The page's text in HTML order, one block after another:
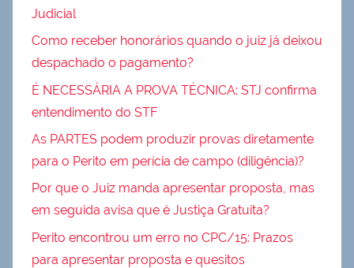
Judicial
Como receber honorários quando o juiz já deixou
despachado o pagamento?
É NECESSÁRIA A PROVA TÉCNICA: STJ confirma
entendimento do STF
As PARTES podem produzir provas diretamente
para o Perito em perícia de campo (diligência)?
Por que o Juiz manda apresentar proposta, mas
em seguida avisa que é Justiça Gratuita?
Perito encontrou um erro no CPC/15: Prazos
para apresentar proposta e quesitos